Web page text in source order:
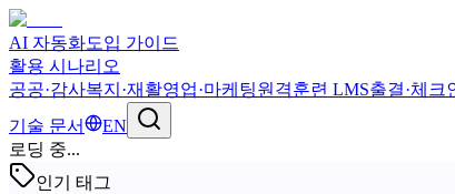
AI 자동화도입 가이드
활용 시나리오
공공·감사복지·재활영업·마케팅원격훈련 LMS출결·체크
기술 문서
EN
로딩 중...
인기 태그